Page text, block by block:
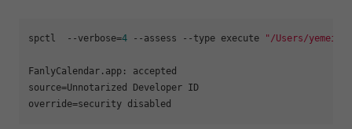
spctl --verbose=4 --assess --type execute "/Users/
source
override